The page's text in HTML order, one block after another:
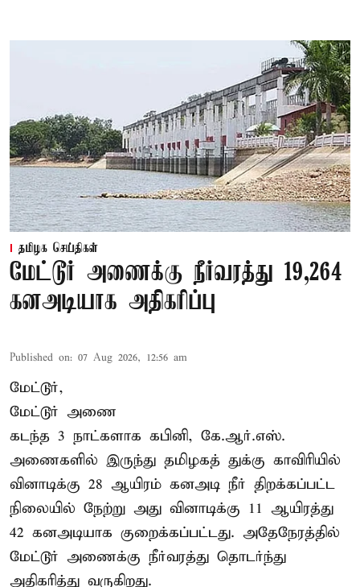
தமிழக செய்திகள்
மேட்டூர் அணைக்கு நீர்வரத்து 19,264
கனஅடியாக அதிகரிப்பு
Published on: 07 Aug 2026, 12:56 am
மேட்டூர்,
மேட்டூர் அணை
கடந்த 3 நாட்களாக கபினி, கே.ஆர்.எஸ்.
அணைகளில் இருந்து தமிழகத் துக்கு காவிரியில்
வினாடிக்கு 28 ஆயிரம் கனஅடி நீர் திறக்கப்பட்ட
நிலையில் நேற்று அது வினாடிக்கு 11 ஆயிரத்து
42 கனஅடியாக குறைக்கப்பட்டது. அதேநேரத்தில்
மேட்டூர் அணைக்கு நீர்வரத்து தொடர்ந்து
அதிகரித்து வருகிறது.